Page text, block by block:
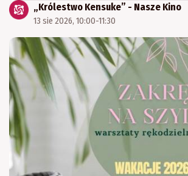
„Królestwo Kensuke” - Nasze Kino
13 sie 2026, 10:00-11:30